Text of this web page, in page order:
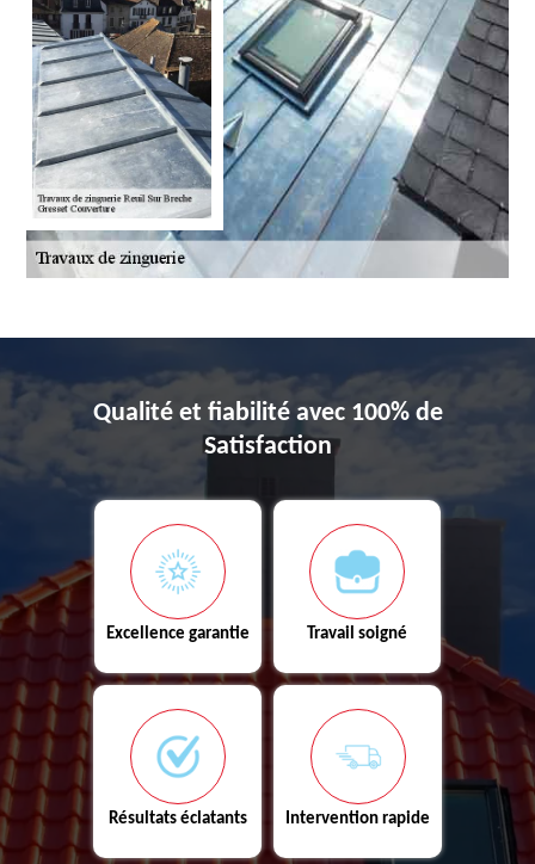
Qualité et fiabilité avec 100% de
Satisfaction
Excellence garantie Travail soigné
Résultats éclatants Intervention rapide